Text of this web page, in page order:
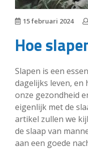
15 februari 2024
Hoe
Slapen is een
dagelijks leven,
onze gezondheid
eigenlijk met de
artikel zullen we
de slaap van
aan een goede